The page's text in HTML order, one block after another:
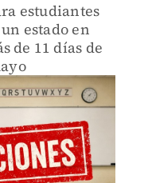
estudiantes
estado en
de 11 días de